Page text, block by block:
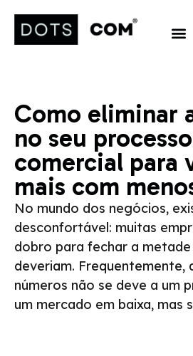
Como eliminar
no seu processo
comercial para
mais com
No mundo dos negócios,
desconfortável: muitas
dobro para fechar a metade
deveriam. Frequentemente,
números não se deve a um
um mercado em baixa, mas